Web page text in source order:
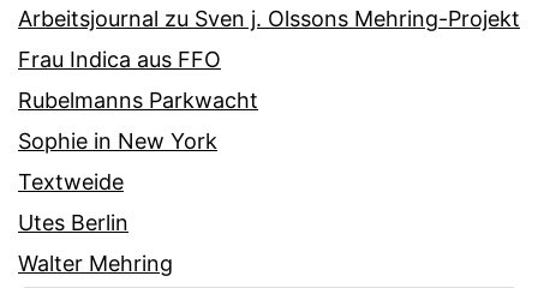
Arbeitsjournal zu Sven j. Olssons Mehring-Projekt
Frau Indica aus FFO
Rubelmanns Parkwacht
Sophie in New York
Textweide
Utes Berlin
Walter Mehring